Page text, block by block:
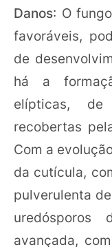
Danos: O fungo
favoráveis,
de
há a
elípticas, de
recobertas
Com a
da cutícula,
pulverulenta
avançada,